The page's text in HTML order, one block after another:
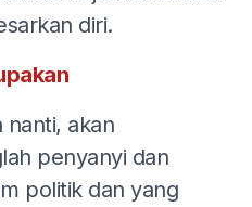
diri.
nanti, akan
penyanyi dan
politik dan yang